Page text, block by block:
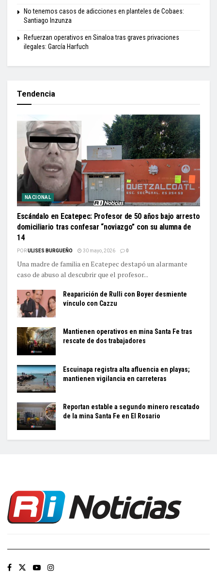
No tenemos casos de adicciones en planteles de Cobaes:
Santiago Inzunza
Refuerzan operativos en Sinaloa tras graves privaciones
ilegales: García Harfuch
Tendencia
NACIONAL
Escándalo en Ecatepec: Profesor de 50 años bajo arresto
domiciliario tras confesar “noviazgo” con su alumna de
14
PORULISES BURGUEÑO 30 mayo, 2026 0
Una madre de familia en Ecatepec destapó un alarmante
caso de abuso al descubrir que el profesor...
Reaparición de Rulli con Boyer desmiente
vínculo con Cazzu
Mantienen operativos en mina Santa Fe tras
rescate de dos trabajadores
Escuinapa registra alta afluencia en playas;
mantienen vigilancia en carreteras
Reportan estable a segundo minero rescatado
de la mina Santa Fe en El Rosario